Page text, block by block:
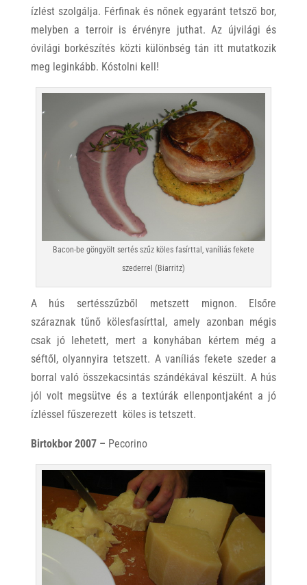
ízlést szolgálja. Férfinak és nőnek egyaránt tetsző bor,
melyben a terroir is érvényre juthat. Az újvilági és
óvilági borkészítés közti különbség tán itt mutatkozik
meg leginkább. Kóstolni kell!
Bacon-be göngyölt sertés szűz köles fasírttal, vaníliás fekete
szederrel (Biarritz)
A hús sertésszűzből metszett mignon. Elsőre
száraznak tűnő kölesfasírttal, amely azonban mégis
csak jó lehetett, mert a konyhában kértem még a
séftől, olyannyira tetszett. A vaníliás fekete szeder a
borral való összekacsintás szándékával készült. A hús
jól volt megsütve és a textúrák ellenpontjaként a jó
ízléssel fűszerezett köles is tetszett.
Birtokbor 2007 – Pecorino